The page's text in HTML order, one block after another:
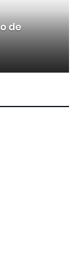
de